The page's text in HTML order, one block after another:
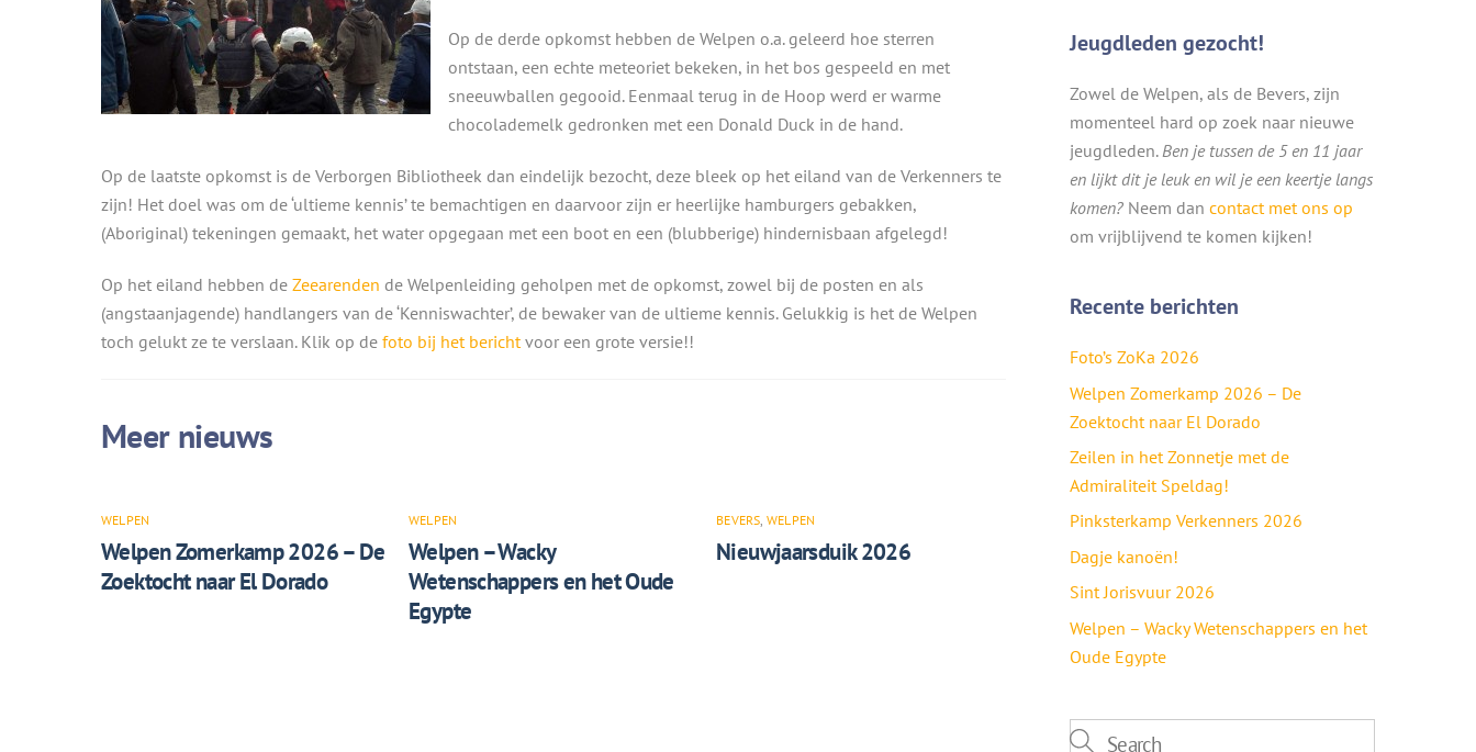
Op de derde opkomst hebben de Welpen o.a. geleerd hoe sterren
ontstaan, een echte meteoriet bekeken, in het bos gespeeld en met
sneeuwballen gegooid. Eenmaal terug in de Hoop werd er warme
chocolademelk gedronken met een Donald Duck in de hand.
Op de laatste opkomst is de Verborgen Bibliotheek dan eindelijk bezocht, deze bleek op het eiland van de Verkenners te
zijn! Het doel was om de ‘ultieme kennis’ te bemachtigen en daarvoor zijn er heerlijke hamburgers gebakken,
(Aboriginal) tekeningen gemaakt, het water opgegaan met een boot en een (blubberige) hindernisbaan afgelegd!
Op het eiland hebben de Zeearenden de Welpenleiding geholpen met de opkomst, zowel bij de posten en als
(angstaanjagende) handlangers van de ‘Kenniswachter’, de bewaker van de ultieme kennis. Gelukkig is het de Welpen
toch gelukt ze te verslaan. Klik op de foto bij het bericht voor een grote versie!!
WELPEN
Welpen Zomerkamp 2026 – De
Zoektocht naar El Dorado
WELPEN
Welpen – Wacky
Wetenschappers en het Oude
Egypte
BEVERS WELPEN
Nieuwjaarsduik 2026
Jeugdleden gezocht!
Zowel de Welpen, als de Bevers, zijn
momenteel hard op zoek naar nieuwe
jeugdleden. Ben je tussen de 5 en 11 jaar
en lijkt dit je leuk en wil je een keertje langs
komen?Neem dan contact met ons op
om vrijblijvend te komen kijken!
Recente berichten
Foto’s ZoKa 2026
Welpen Zomerkamp 2026 – De
Zoektocht naar El Dorado
Zeilen in het Zonnetje met de
Admiraliteit Speldag!
Pinksterkamp Verkenners 2026
Dagje kanoën!
Sint Jorisvuur 2026
Welpen – Wacky Wetenschappers en het
Oude Egypte